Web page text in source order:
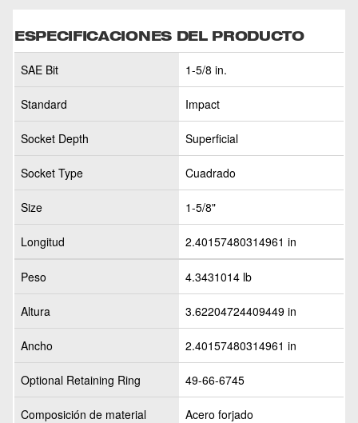
ESPECIFICACIONES DEL PRODUCTO
SAE Bit 1-5/8 in.
Standard Impact
Socket Depth Superficial
Socket Type Cuadrado
Size 1-5/8"
Longitud 2.40157480314961 in
Peso 4.3431014 lb
Altura 3.62204724409449 in
Ancho 2.40157480314961 in
Optional Retaining Ring 49-66-6745
Composición de material Acero forjado